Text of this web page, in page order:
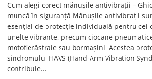
Sandale de protecție S1P
Accesorii încălțăminte
PROTECȚIA MÂINILOR
Mănuși de protecție
Protecție mecanică
Cum alegi corect mănușile antivibrații –
muncă în siguranță Mănușile antivibrații
esențial de protecție individuală pentru cei
unelte vibrante, precum ciocane
motofierăstraie sau bormașini. Acestea
sindromului HAVS (Hand-Arm Vibration
contribuie...